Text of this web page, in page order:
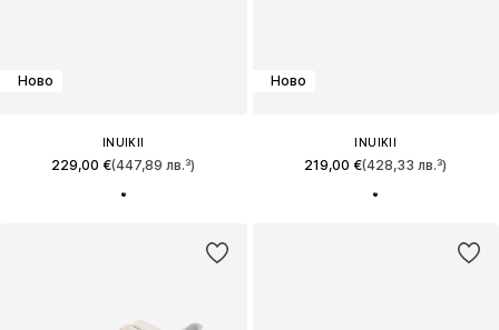
Ново
INUIKII
229,00 €(447,89 лв.³)
Ново
INUIKII
219,00 €(428,33 лв.³)